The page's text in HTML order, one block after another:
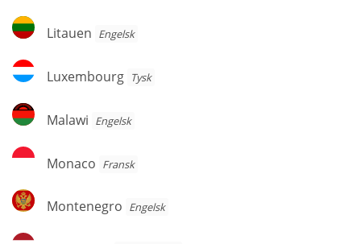
Litauen
Litauen Engelsk
Luxembourg
Luxembourg Tysk
Malawi
Malawi Engelsk
Monaco
Monaco Fransk
Montenegro
Montenegro Engelsk